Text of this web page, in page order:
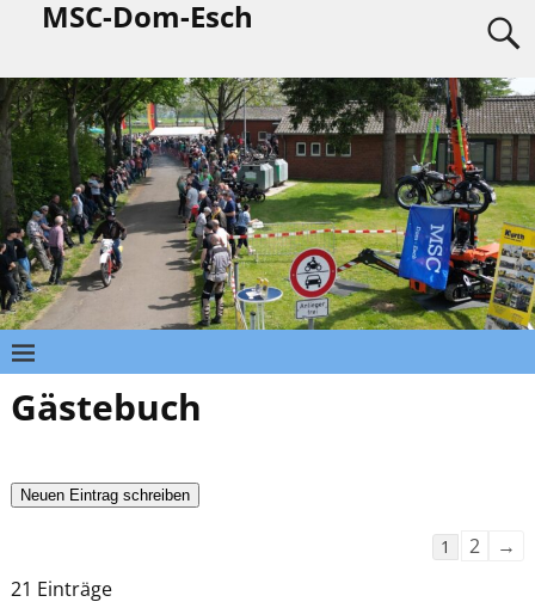
MSC-Dom-Esch
Gästebuch
1 2
→
21 Einträge